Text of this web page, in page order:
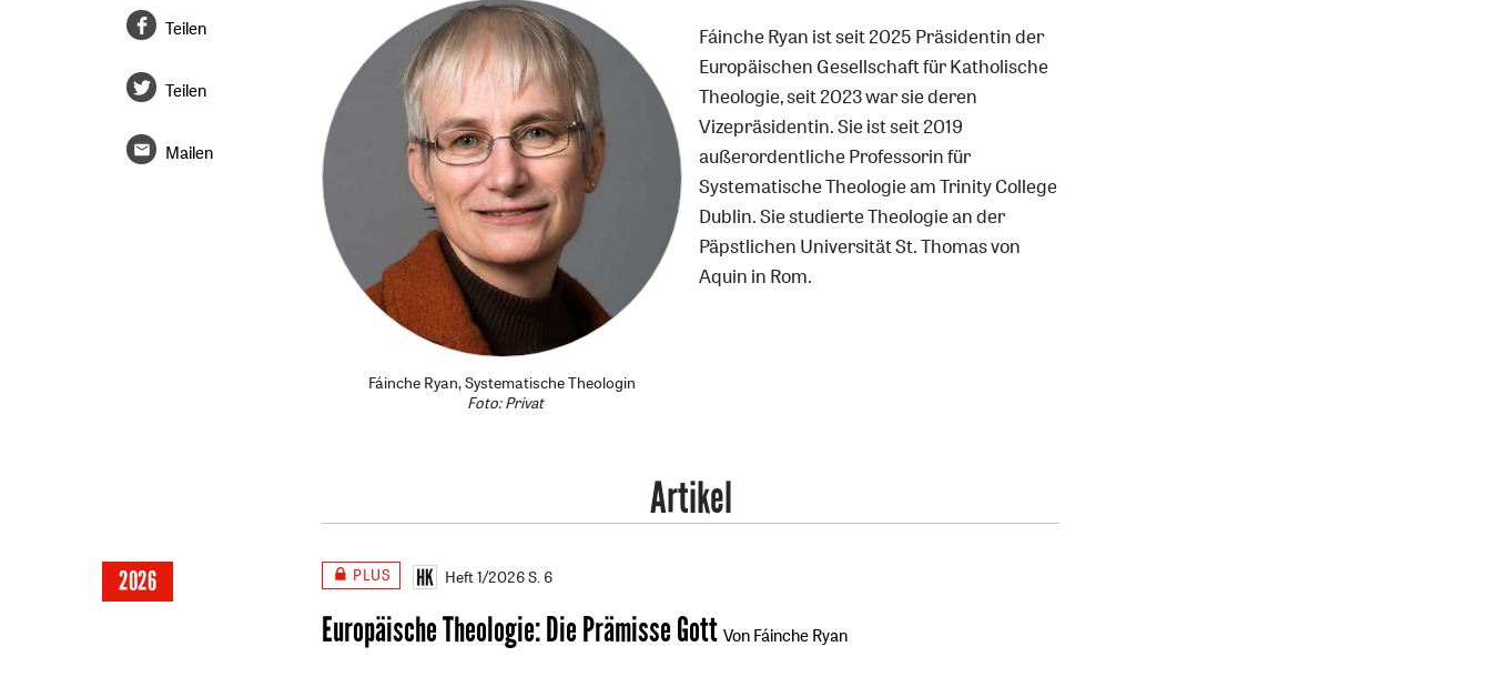
Fáinche Ryan, Systematische Theologin
Foto: Privat
Fáinche Ryan ist seit 2025 Präsidentin der
Europäischen Gesellschaft für Katholische
Theologie, seit 2023 war sie deren
Vizepräsidentin. Sie ist seit 2019
außerordentliche Professorin für
Systematische Theologie am Trinity College
Dublin. Sie studierte Theologie an der
Päpstlichen Universität St. Thomas von
Aquin in Rom.
Teilen
Teilen
Mailen
Artikel
2026 PLUS Heft 1/2026S. 6
Europäische Theologie: Die Prämisse Gott Von Fáinche Ryan